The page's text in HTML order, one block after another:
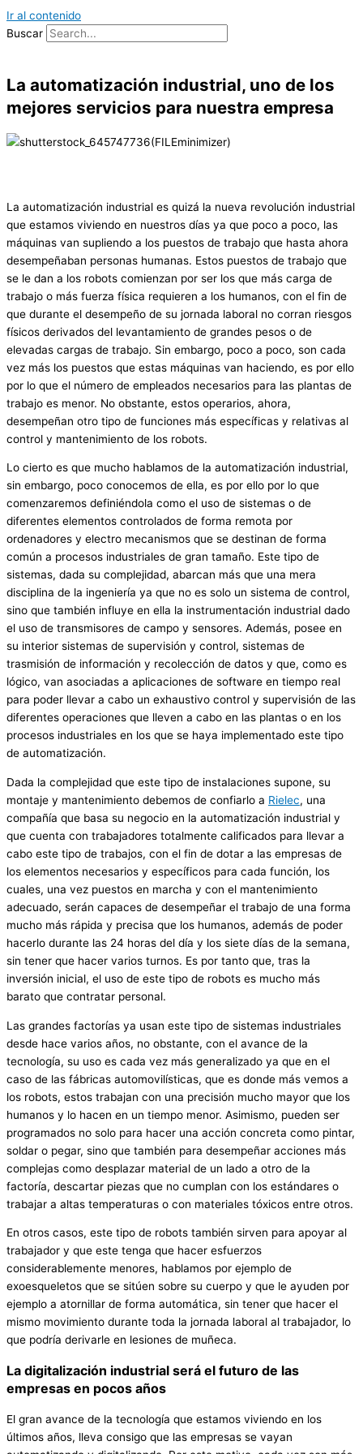
Ir al contenido
Buscar
La automatización industrial, uno de los
mejores servicios para nuestra empresa
La automatización industrial es quizá la nueva revolución industrial
que estamos viviendo en nuestros días ya que poco a poco, las
máquinas van supliendo a los puestos de trabajo que hasta ahora
desempeñaban personas humanas. Estos puestos de trabajo que
se le dan a los robots comienzan por ser los que más carga de
trabajo o más fuerza física requieren a los humanos, con el fin de
que durante el desempeño de su jornada laboral no corran riesgos
físicos derivados del levantamiento de grandes pesos o de
elevadas cargas de trabajo. Sin embargo, poco a poco, son cada
vez más los puestos que estas máquinas van haciendo, es por ello
por lo que el número de empleados necesarios para las plantas de
trabajo es menor. No obstante, estos operarios, ahora,
desempeñan otro tipo de funciones más específicas y relativas al
control y mantenimiento de los robots.
Lo cierto es que mucho hablamos de la automatización industrial,
sin embargo, poco conocemos de ella, es por ello por lo que
comenzaremos definiéndola como el uso de sistemas o de
diferentes elementos controlados de forma remota por
ordenadores y electro mecanismos que se destinan de forma
común a procesos industriales de gran tamaño. Este tipo de
sistemas, dada su complejidad, abarcan más que una mera
disciplina de la ingeniería ya que no es solo un sistema de control,
sino que también influye en ella la instrumentación industrial dado
el uso de transmisores de campo y sensores. Además, posee en
su interior sistemas de supervisión y control, sistemas de
trasmisión de información y recolección de datos y que, como es
lógico, van asociadas a aplicaciones de software en tiempo real
para poder llevar a cabo un exhaustivo control y supervisión de las
diferentes operaciones que lleven a cabo en las plantas o en los
procesos industriales en los que se haya implementado este tipo
de automatización.
Dada la complejidad que este tipo de instalaciones supone, su
montaje y mantenimiento debemos de confiarlo a Rielec, una
compañía que basa su negocio en la automatización industrial y
que cuenta con trabajadores totalmente calificados para llevar a
cabo este tipo de trabajos, con el fin de dotar a las empresas de
los elementos necesarios y específicos para cada función, los
cuales, una vez puestos en marcha y con el mantenimiento
adecuado, serán capaces de desempeñar el trabajo de una forma
mucho más rápida y precisa que los humanos, además de poder
hacerlo durante las 24 horas del día y los siete días de la semana,
sin tener que hacer varios turnos. Es por tanto que, tras la
inversión inicial, el uso de este tipo de robots es mucho más
barato que contratar personal.
Las grandes factorías ya usan este tipo de sistemas industriales
desde hace varios años, no obstante, con el avance de la
tecnología, su uso es cada vez más generalizado ya que en el
caso de las fábricas automovilísticas, que es donde más vemos a
los robots, estos trabajan con una precisión mucho mayor que los
humanos y lo hacen en un tiempo menor. Asimismo, pueden ser
programados no solo para hacer una acción concreta como pintar,
soldar o pegar, sino que también para desempeñar acciones más
complejas como desplazar material de un lado a otro de la
factoría, descartar piezas que no cumplan con los estándares o
trabajar a altas temperaturas o con materiales tóxicos entre otros.
En otros casos, este tipo de robots también sirven para apoyar al
trabajador y que este tenga que hacer esfuerzos
considerablemente menores, hablamos por ejemplo de
exoesqueletos que se sitúen sobre su cuerpo y que le ayuden por
ejemplo a atornillar de forma automática, sin tener que hacer el
mismo movimiento durante toda la jornada laboral al trabajador, lo
que podría derivarle en lesiones de muñeca.
La digitalización industrial será el futuro de las
empresas en pocos años
El gran avance de la tecnología que estamos viviendo en los
últimos años, lleva consigo que las empresas se vayan